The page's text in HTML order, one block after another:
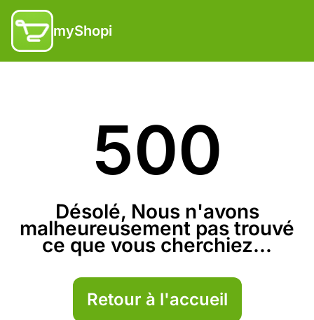
myShopi
500
Désolé, Nous n'avons
malheureusement pas trouvé
ce que vous cherchiez...
Retour à l'accueil